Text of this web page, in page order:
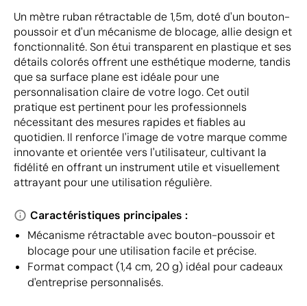
Un mètre ruban rétractable de 1,5m, doté d'un bouton-
poussoir et d'un mécanisme de blocage, allie design et
fonctionnalité. Son étui transparent en plastique et ses
détails colorés offrent une esthétique moderne, tandis
que sa surface plane est idéale pour une
personnalisation claire de votre logo. Cet outil
pratique est pertinent pour les professionnels
nécessitant des mesures rapides et fiables au
quotidien. Il renforce l'image de votre marque comme
innovante et orientée vers l'utilisateur, cultivant la
fidélité en offrant un instrument utile et visuellement
attrayant pour une utilisation régulière.
Caractéristiques principales :
Mécanisme rétractable avec bouton-poussoir et
blocage pour une utilisation facile et précise.
Format compact (1,4 cm, 20 g) idéal pour cadeaux
d'entreprise personnalisés.